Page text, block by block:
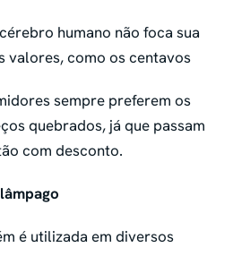
humano não foca sua
valores, como os centavos
sempre preferem os
quebrados, já que passam
com desconto.
é utilizada em diversos